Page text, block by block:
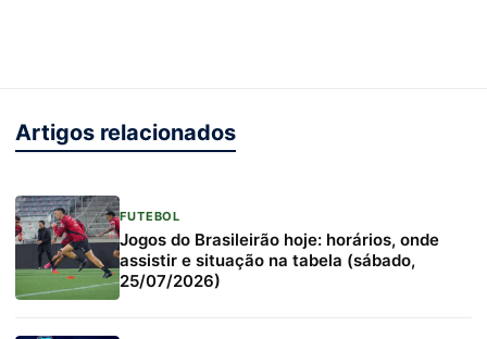
Artigos relacionados
FUTEBOL
Jogos do Brasileirão hoje: horários, onde
assistir e situação na tabela (sábado,
25/07/2026)